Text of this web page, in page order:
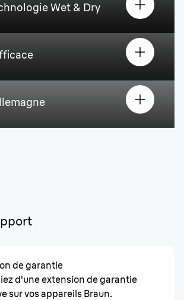
Wet & Dry
de garantie
d'une extension de garantie
sur vos appareils Braun.